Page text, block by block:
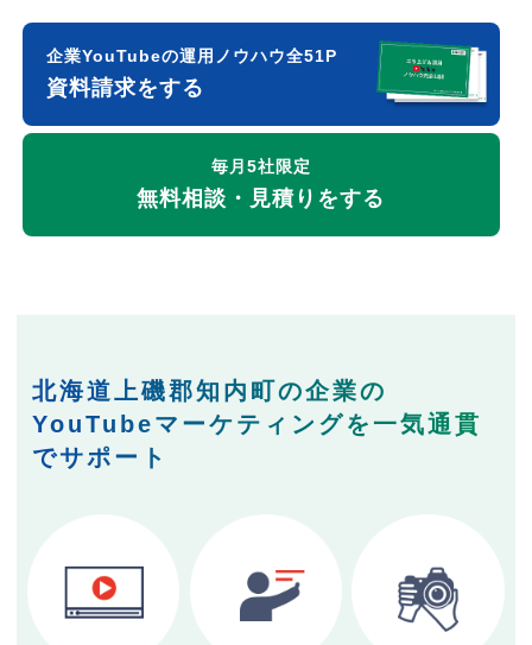
企業YouTubeの運用ノウハウ全51P
資料請求をする
毎月5社限定
無料相談・見積りをする
北海道上磯郡知内町の企業の
YouTubeマーケティングを一気通貫
でサポート